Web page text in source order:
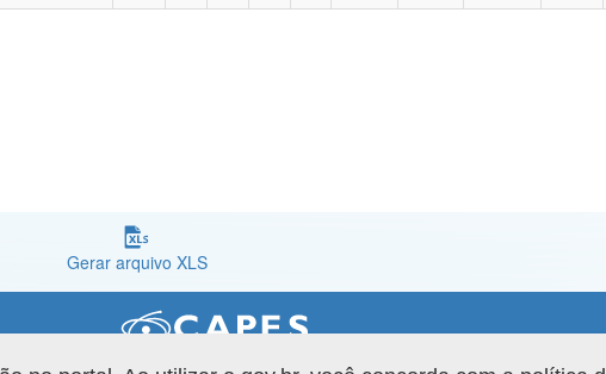
Gerar arquivo XLS